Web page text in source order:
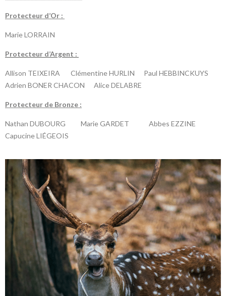
Protecteur d’Or :
Marie LORRAIN
Protecteur d’Argent :
Allison TEIXEIRA Clémentine HURLIN Paul HEBBINCKUYS
Adrien BONER CHACON Alice DELABRE
Protecteur de Bronze :
Nathan DUBOURG Marie GARDET Abbes EZZINE
Capucine LIÉGEOIS